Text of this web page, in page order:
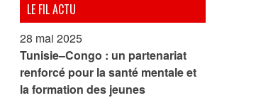
LE FIL ACTU
28 mai 2025
Tunisie–Congo : un partenariat
renforcé pour la santé mentale et
la formation des jeunes